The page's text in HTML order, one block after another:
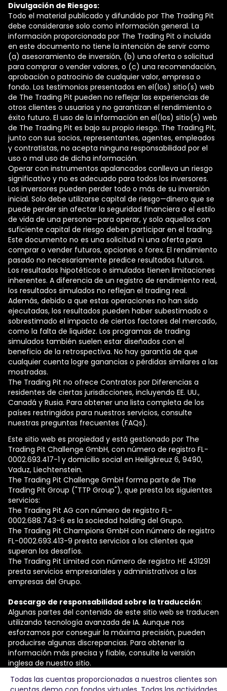
Divulgación de Riesgos:
Todo el material publicado y difundido por The Trading Pit
debe considerarse solo como información general. La
información proporcionada por The Trading Pit o incluida
en este documento no tiene la intención de servir como
(a) asesoramiento de inversión, (b) una oferta o solicitud
para comprar o vender valores, o (c) una recomendación,
aprobación o patrocinio de cualquier valor, empresa o
fondo. Los testimonios presentados en el(los) sitio(s) web
de The Trading Pit pueden no reflejar las experiencias de
otros clientes o usuarios y no garantizan el rendimiento o
éxito futuro. El uso de la información en el(los) sitio(s) web
de The Trading Pit es bajo su propio riesgo. The Trading Pit,
junto con sus socios, representantes, agentes, empleados
y contratistas, no acepta ninguna responsabilidad por el
uso o mal uso de dicha información.
Operar con instrumentos apalancados conlleva un riesgo
significativo y no es adecuado para todos los inversores.
Los inversores pueden perder todo o más de su inversión
inicial. Solo debe utilizarse capital de riesgo—dinero que se
puede perder sin afectar la seguridad financiera o el estilo
de vida de una persona—para operar, y solo aquellos con
suficiente capital de riesgo deben participar en el trading.
Este documento no es una solicitud ni una oferta para
comprar o vender futuros, opciones o forex. El rendimiento
pasado no necesariamente predice resultados futuros.
Los resultados hipotéticos o simulados tienen limitaciones
inherentes. A diferencia de un registro de rendimiento real,
los resultados simulados no reflejan el trading real.
Además, debido a que estas operaciones no han sido
ejecutadas, los resultados pueden haber subestimado o
sobrestimado el impacto de ciertos factores del mercado,
como la falta de liquidez. Los programas de trading
simulados también suelen estar diseñados con el
beneficio de la retrospectiva. No hay garantía de que
cualquier cuenta logre ganancias o pérdidas similares a las
mostradas.
The Trading Pit no ofrece Contratos por Diferencias a
residentes de ciertas jurisdicciones, incluyendo EE. UU.,
Canadá y Rusia. Para obtener una lista completa de los
países restringidos para nuestros servicios, consulte
nuestras preguntas frecuentes (FAQs).
Este sitio web es propiedad y está gestionado por The
Trading Pit Challenge GmbH, con número de registro FL-
0002.693.417-1 y domicilio social en Heiligkreuz 6, 9490,
Vaduz, Liechtenstein.
The Trading Pit Challenge GmbH forma parte de The
Trading Pit Group ("TTP Group"), que presta los siguientes
servicios:
The Trading Pit AG con número de registro FL-
0002.688.743-6 es la sociedad holding del Grupo.
The Trading Pit Champions GmbH con número de registro
FL-0002.693.413-9 presta servicios a los clientes que
superan los desafíos.
The Trading Pit Limited con número de registro ΗΕ 431291
presta servicios empresariales y administrativos a las
empresas del Grupo.
Descargo de responsabilidad sobre la traducción:
Algunas partes del contenido de este sitio web se traducen
utilizando tecnología avanzada de IA. Aunque nos
esforzamos por conseguir la máxima precisión, pueden
producirse algunas discrepancias. Para obtener la
información más precisa y fiable, consulte la versión
inglesa de nuestro sitio.
© 2026 The Trading Pit Challenge GmbH. Todos los
Todas las cuentas proporcionadas a nuestros clientes son